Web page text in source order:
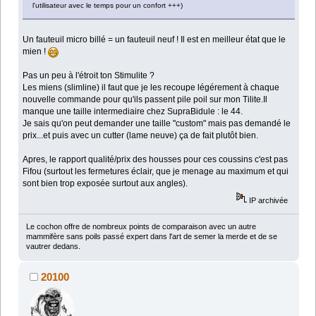
l'utilisateur avec le temps pour un confort +++)
Un fauteuil micro billé = un fauteuil neuf ! Il est en meilleur état que le
mien !
Pas un peu à l'étroit ton Stimulite ?
Les miens (slimline) il faut que je les recoupe légérement à chaque
nouvelle commande pour qu'ils passent pile poil sur mon Tilite.Il
manque une taille intermediaire chez SupraBidule : le 44.
Je sais qu'on peut demander une taille "custom" mais pas demandé le
prix...et puis avec un cutter (lame neuve) ça de fait plutôt bien.
Apres, le rapport qualité/prix des housses pour ces coussins c'est pas
Fifou (surtout les fermetures éclair, que je menage au maximum et qui
sont bien trop exposée surtout aux angles).
IP archivée
Le cochon offre de nombreux points de comparaison avec un autre
mammifère sans poils passé expert dans l'art de semer la merde et de se
vautrer dedans.
20100